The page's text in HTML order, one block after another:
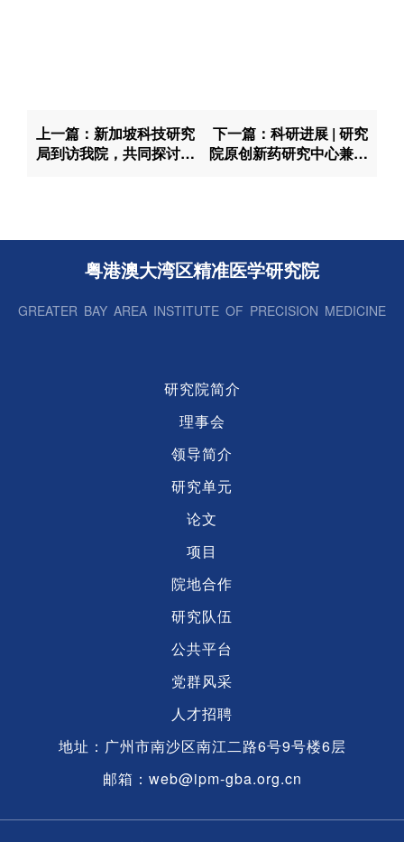
上一篇：新加坡科技研究
局到访我院，共同探讨生
下一篇：科研进展 | 研究
院原创新药研究中心兼职
粤港澳大湾区精准医学研究院
GREATER BAY AREA INSTITUTE OF PRECISION MEDICINE
研究院简介
理事会
领导简介
研究单元
论文
项目
院地合作
研究队伍
公共平台
党群风采
人才招聘
地址：广州市南沙区南江二路6号9号楼6层
邮箱：web@ipm-gba.org.cn